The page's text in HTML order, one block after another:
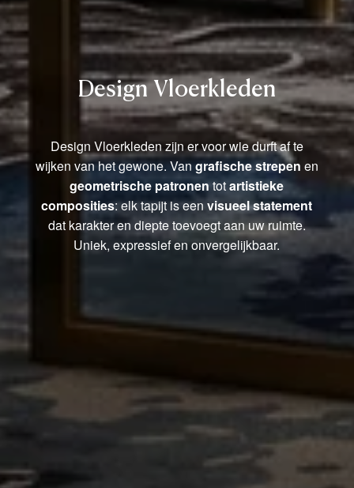
Design Vloerkleden
Design Vloerkleden zijn er voor wie durft af te
wijken van het gewone. Vangrafische strepen en
geometrische patronentotartistieke
composities: elk tapijt is eenvisueel statement
dat karakter en diepte toevoegt aan uw ruimte.
Uniek, expressief en onvergelijkbaar.